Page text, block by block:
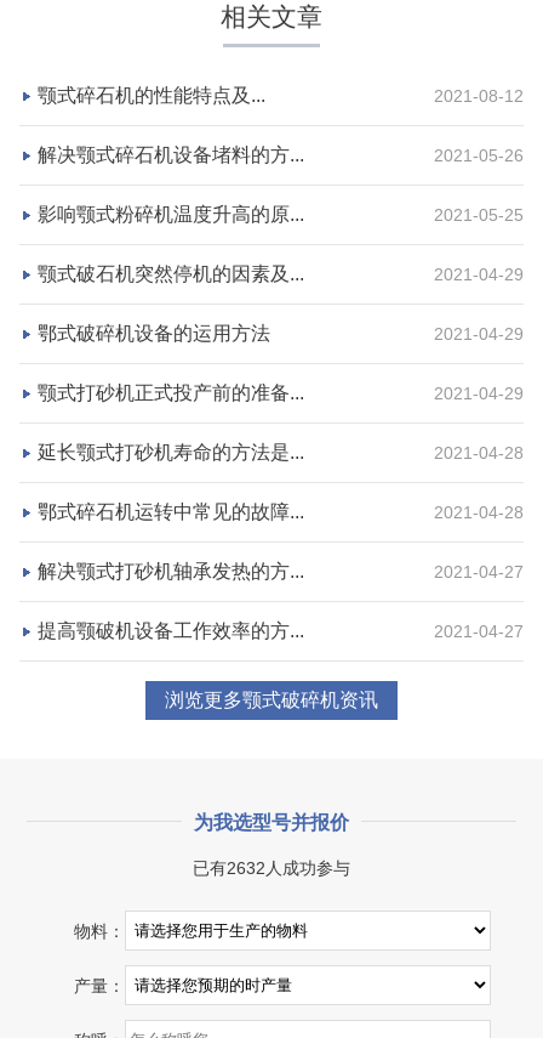
湖北省荆州市鼎盛矿业时产2000吨高钙石破碎生产
项目坐标
项目业主
鼎盛矿业
生产原料
咨询该项目执行经理
项目坐标
湖北省宜昌市
项目业主 生产原料
相关文章
颚式碎石机的性能特点及... 2021-08-12
解决颚式碎石机设备堵料的方... 2021-05-26
影响颚式粉碎机温度升高的原... 2021-05-25
颚式破石机突然停机的因素及... 2021-04-29
鄂式破碎机设备的运用方法 2021-04-29
颚式打砂机正式投产前的准备... 2021-04-29
延长颚式打砂机寿命的方法是... 2021-04-28
鄂式碎石机运转中常见的故障... 2021-04-28
解决颚式打砂机轴承发热的方... 2021-04-27
提高颚破机设备工作效率的方... 2021-04-27
浏览更多颚式破碎机资讯
为我选型号并报价
已有2632人成功参与
物料：
产量：